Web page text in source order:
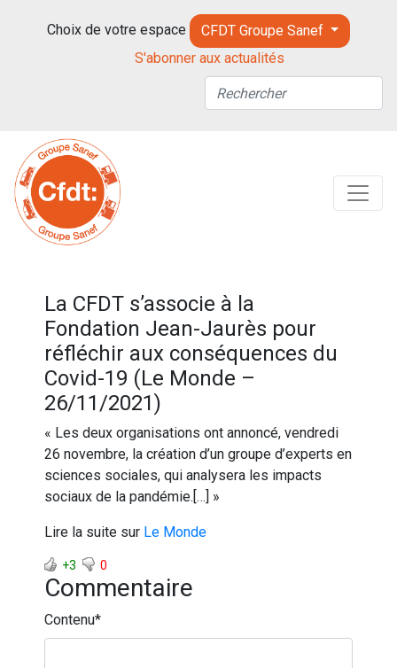
Choix de votre espace
CFDT Groupe Sanef
S'abonner aux actualités
La CFDT s’associe à la
Fondation Jean-Jaurès pour
réfléchir aux conséquences du
Covid-19 (Le Monde –
26/11/2021)
« Les deux organisations ont annoncé, vendredi
26 novembre, la création d’un groupe d’experts en
sciences sociales, qui analysera les impacts
sociaux de la pandémie.[…] »
Lire la suite sur Le Monde
+3 0
Commentaire
Contenu*